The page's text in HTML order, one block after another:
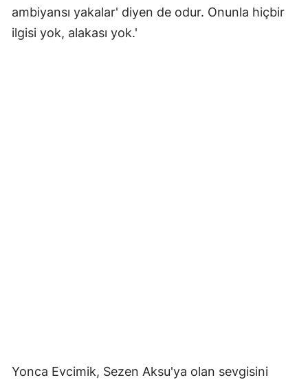
ambiyansı yakalar' diyen de odur. Onunla hiçbir
ilgisi yok, alakası yok.'
Yonca Evcimik, Sezen Aksu'ya olan sevgisini